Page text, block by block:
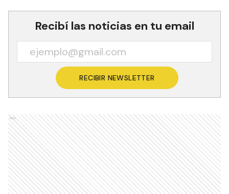
Recibí las noticias en tu email
RECIBIR NEWSLETTER
Ads